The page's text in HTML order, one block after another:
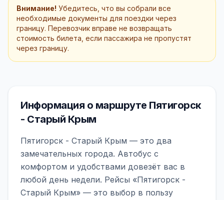
Внимание! Убедитесь, что вы собрали все
необходимые документы для поездки через
границу. Перевозчик вправе не возвращать
стоимость билета, если пассажира не пропустят
через границу.
Информация о маршруте Пятигорск
- Старый Крым
Пятигорск - Старый Крым — это два
замечательных города. Автобус с
комфортом и удобствами довезёт вас в
любой день недели. Рейсы «Пятигорск -
Старый Крым» — это выбор в пользу